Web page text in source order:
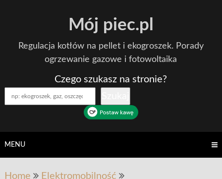
Mój piec.pl
Regulacja kotłów na pellet i ekogroszek. Porady
ogrzewanie gazowe i fotowoltaika
Czego szukasz na stronie?
MENU
Home
Elektromobilność